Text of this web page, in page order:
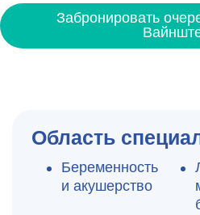
Забронировать
Область
Беременность
и акушерство